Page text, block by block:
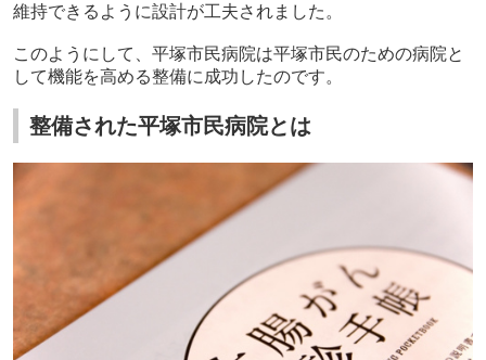
維持できるように設計が工夫されました。
このようにして、平塚市民病院は平塚市民のための病院と
して機能を高める整備に成功したのです。
整備された平塚市民病院とは